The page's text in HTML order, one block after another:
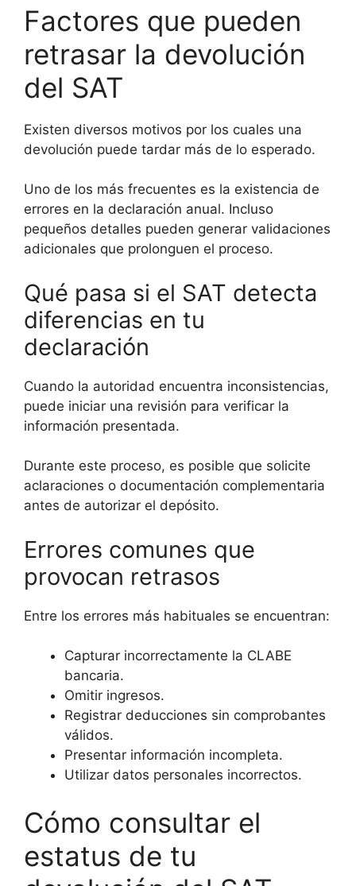
Factores que pueden
retrasar la devolución
del SAT
Existen diversos motivos por los cuales una
devolución puede tardar más de lo esperado.
Uno de los más frecuentes es la existencia de
errores en la declaración anual. Incluso
pequeños detalles pueden generar validaciones
adicionales que prolonguen el proceso.
Qué pasa si el SAT detecta
diferencias en tu
declaración
Cuando la autoridad encuentra inconsistencias,
puede iniciar una revisión para verificar la
información presentada.
Durante este proceso, es posible que solicite
aclaraciones o documentación complementaria
antes de autorizar el depósito.
Errores comunes que
provocan retrasos
Entre los errores más habituales se encuentran:
Capturar incorrectamente la CLABE
bancaria.
Omitir ingresos.
Registrar deducciones sin comprobantes
válidos.
Presentar información incompleta.
Utilizar datos personales incorrectos.
Cómo consultar el
estatus de tu